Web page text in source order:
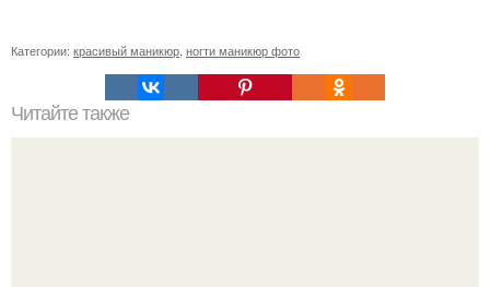
Категории: красивый маникюр ногти маникюр фото
Читайте также